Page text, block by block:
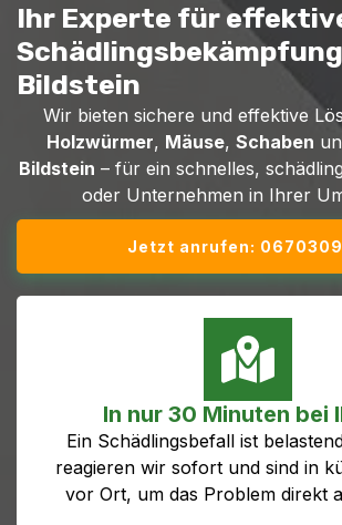
Ihr Experte für
Bildstein
Wir bieten sichere und effektive
Holzwürmer, Mäuse, Schaben
Bildstein – für ein schnelles,
oder Unternehmen in Ihrer
Jetzt anrufen:
In nur 30 Minuten bei
Ein Schädlingsbefall ist
reagieren wir sofort und sind in
vor Ort, um das Problem direkt